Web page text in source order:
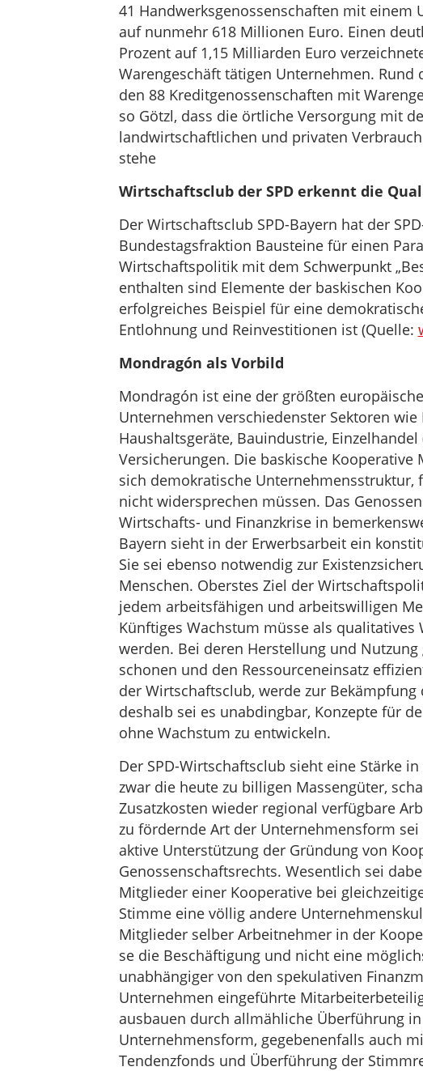
41 Handwerksgenossenschaften mit einem
auf nunmehr 618 Millionen Euro. Einen
Prozent auf 1,15 Milliarden Euro
Warengeschäft tätigen Unternehmen. Rund
den 88 Kreditgenossenschaften mit
so Götzl, dass die örtliche Versorgung mit
landwirtschaftlichen und privaten
stehe
Wirtschaftsclub der SPD erkennt die
Der Wirtschaftsclub SPD-Bayern hat der
Bundestagsfraktion Bausteine für einen
Wirtschaftspolitik mit dem Schwerpunkt
enthalten sind Elemente der baskischen
erfolgreiches Beispiel für eine
Entlohnung und Reinvestitionen ist (Quelle:
Mondragón als Vorbild
Mondragón ist eine der größten
Unternehmen verschiedenster Sektoren
Haushaltsgeräte, Bauindustrie,
Versicherungen. Die baskische Kooperative
sich demokratische
nicht widersprechen müssen. Das
Wirtschafts- und Finanzkrise in
Bayern sieht in der Erwerbsarbeit ein
Sie sei ebenso notwendig zur
Menschen. Oberstes Ziel der
jedem arbeitsfähigen und arbeitswilligen
Künftiges Wachstum müsse als
werden. Bei deren Herstellung und
schonen und den Ressourceneinsatz
der Wirtschaftsclub, werde zur
deshalb sei es unabdingbar, Konzepte für
ohne Wachstum zu entwickeln.
Der SPD-Wirtschaftsclub sieht eine Stärke
zwar die heute zu billigen Massengüter,
Zusatzkosten wieder regional verfügbare
zu fördernde Art der Unternehmensform
aktive Unterstützung der Gründung von
Genossenschaftsrechts. Wesentlich sei
Mitglieder einer Kooperative bei
Stimme eine völlig andere
Mitglieder selber Arbeitnehmer in der
se die Beschäftigung und nicht eine
unabhängiger von den spekulativen
Unternehmen eingeführte
ausbauen durch allmähliche Überführung
Unternehmensform, gegebenenfalls auch
Tendenzfonds und Überführung der